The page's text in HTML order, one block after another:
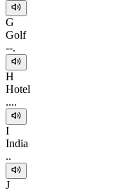
G
Golf
--.
H
Hotel
....
I
India
..
J